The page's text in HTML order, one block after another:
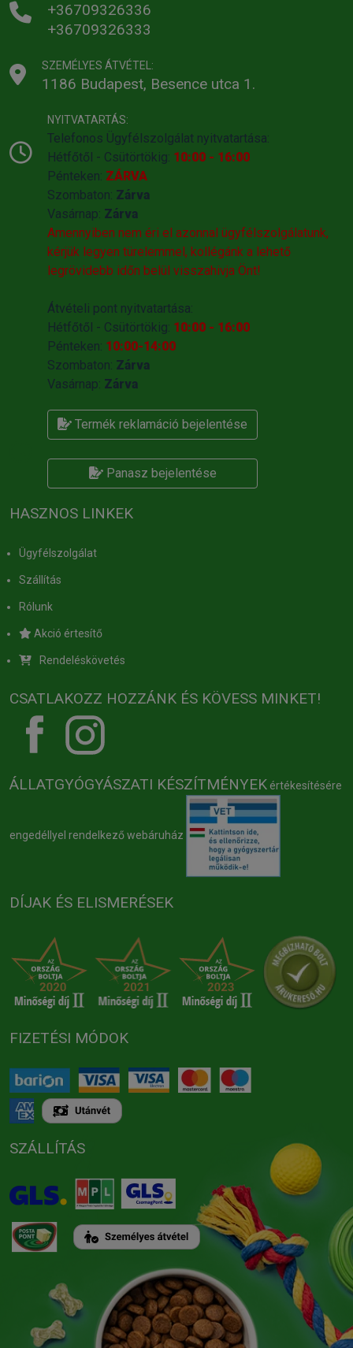
+36709326336
+36709326333
SZEMÉLYES ÁTVÉTEL:
1186 Budapest, Besence utca 1.
NYITVATARTÁS:
Telefonos Ügyfélszolgálat nyitvatartása:
Hétfőtől - Csütörtökig: 10:00 - 16:00
Pénteken: ZÁRVA
Szombaton: Zárva
Vasárnap: Zárva
Amennyiben nem éri el azonnal ügyfélszolgálatunk,
kérjük legyen türelemmel, kollégánk a lehető
legrövidebb időn belül visszahivja Önt!
Átvételi pont nyitvatartása:
Hétfőtől - Csütörtökig: 10:00 - 16:00
Pénteken: 10:00-14:00
Szombaton: Zárva
Vasárnap: Zárva
Termék reklamáció bejelentése
Panasz bejelentése
HASZNOS LINKEK
Ügyfélszolgálat
Szállítás
Rólunk
Akció értesítő
Rendeléskövetés
CSATLAKOZZ HOZZÁNK ÉS KÖVESS MINKET!
ÁLLATGYÓGYÁSZATI KÉSZÍTMÉNYEK értékesítésére
engedéllyel rendelkező webáruház
DÍJAK ÉS ELISMERÉSEK
FIZETÉSI MÓDOK
SZÁLLÍTÁS